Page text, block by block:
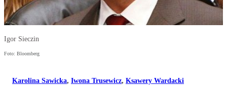
Igor Sieczin
Foto: Bloomberg
Karolina Sawicka, Iwona Trusewicz, Ksawery Wardacki